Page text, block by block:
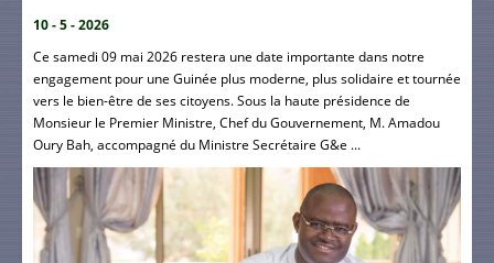
10 - 5 - 2026
Ce samedi 09 mai 2026 restera une date importante dans notre
engagement pour une Guinée plus moderne, plus solidaire et tournée
vers le bien-être de ses citoyens. Sous la haute présidence de
Monsieur le Premier Ministre, Chef du Gouvernement, M. Amadou
Oury Bah, accompagné du Ministre Secrétaire G&e ...